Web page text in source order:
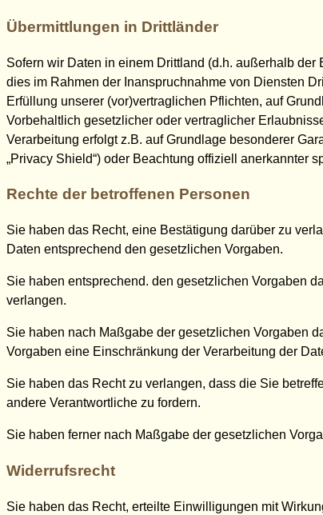
Übermittlungen in Drittländer
Sofern wir Daten in einem Drittland (d.h. außerhalb
dies im Rahmen der Inanspruchnahme von Diensten
Erfüllung unserer (vor)vertraglichen Pflichten, auf
Vorbehaltlich gesetzlicher oder vertraglicher
Verarbeitung erfolgt z.B. auf Grundlage besonderer
„Privacy Shield“) oder Beachtung offiziell anerkannter
Rechte der betroffenen Personen
Sie haben das Recht, eine Bestätigung darüber zu
Daten entsprechend den gesetzlichen Vorgaben.
Sie haben entsprechend. den gesetzlichen Vorgaben
verlangen.
Sie haben nach Maßgabe der gesetzlichen Vorgaben
Vorgaben eine Einschränkung der Verarbeitung der
Sie haben das Recht zu verlangen, dass die Sie
andere Verantwortliche zu fordern.
Sie haben ferner nach Maßgabe der gesetzlichen
Widerrufsrecht
Sie haben das Recht, erteilte Einwilligungen mit